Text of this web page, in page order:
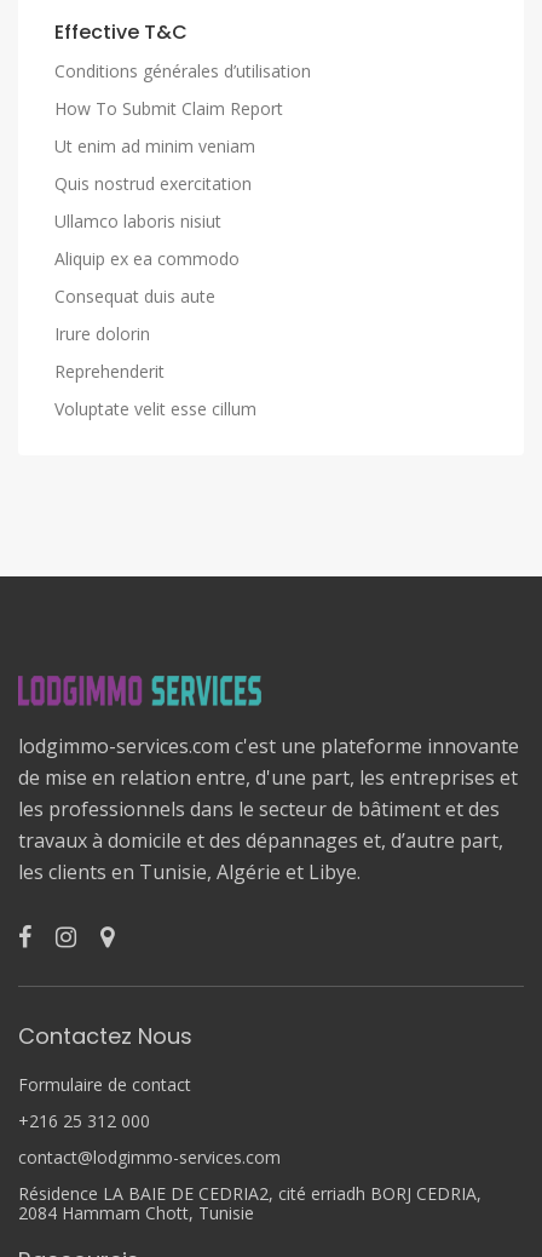
Effective T&C
Conditions générales d’utilisation
How To Submit Claim Report
Ut enim ad minim veniam
Quis nostrud exercitation
Ullamco laboris nisiut
Aliquip ex ea commodo
Consequat duis aute
Irure dolorin
Reprehenderit
Voluptate velit esse cillum
lodgimmo-services.com c'est une plateforme innovante
de mise en relation entre, d'une part, les entreprises et
les professionnels dans le secteur de bâtiment et des
travaux à domicile et des dépannages et, d’autre part,
les clients en Tunisie, Algérie et Libye.
Contactez Nous
Formulaire de contact
+216 25 312 000
contact@lodgimmo-services.com
Résidence LA BAIE DE CEDRIA2, cité erriadh BORJ CEDRIA,
2084 Hammam Chott, Tunisie